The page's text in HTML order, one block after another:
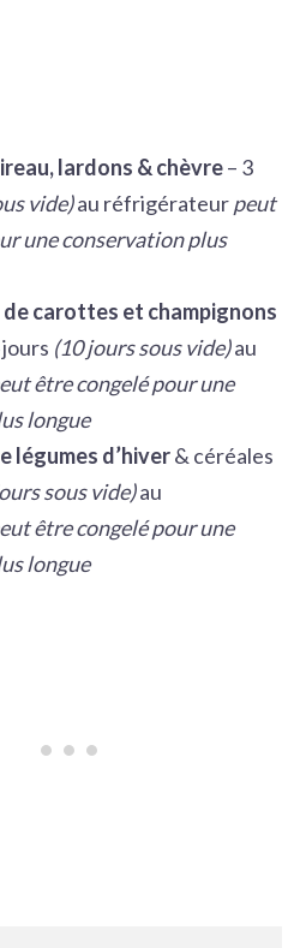
lardons & chèvre– 3
vide)au réfrigérateurpeut
une conservation plus
carottes et champignons
(10 jours sous vide)au
être congelé pour une
longue
légumes d’hiver& céréales
sous vide)au
être congelé pour une
longue